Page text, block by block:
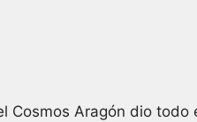
Cosmos Aragón dio